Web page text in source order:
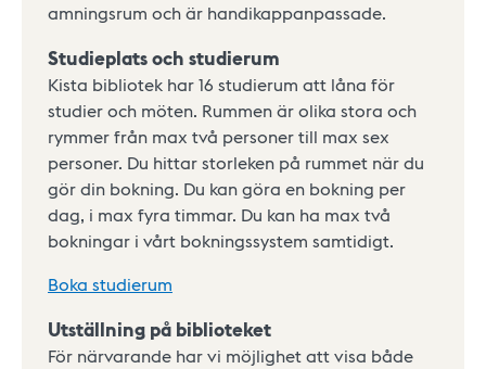
amningsrum och är handikappanpassade.
Studieplats och studierum
Kista bibliotek har 16 studierum att låna för
studier och möten. Rummen är olika stora och
rymmer från max två personer till max sex
personer. Du hittar storleken på rummet när du
gör din bokning. Du kan göra en bokning per
dag, i max fyra timmar. Du kan ha max två
bokningar i vårt bokningssystem samtidigt.
Boka studierum
Utställning på biblioteket
För närvarande har vi möjlighet att visa både